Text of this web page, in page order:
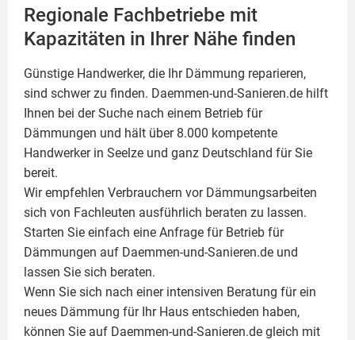
Regionale Fachbetriebe mit
Kapazitäten in Ihrer Nähe finden
Günstige Handwerker, die Ihr Dämmung reparieren,
sind schwer zu finden. Daemmen-und-Sanieren.de hilft
Ihnen bei der Suche nach einem Betrieb für
Dämmungen und hält über 8.000 kompetente
Handwerker in Seelze und ganz Deutschland für Sie
bereit.
Wir empfehlen Verbrauchern vor Dämmungsarbeiten
sich von Fachleuten ausführlich beraten zu lassen.
Starten Sie einfach eine Anfrage für Betrieb für
Dämmungen auf Daemmen-und-Sanieren.de und
lassen Sie sich beraten.
Wenn Sie sich nach einer intensiven Beratung für ein
neues Dämmung für Ihr Haus entschieden haben,
können Sie auf Daemmen-und-Sanieren.de gleich mit